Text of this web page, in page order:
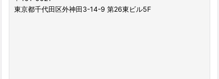
東京都千代田区外神田3-14-9 第26東ビル5F